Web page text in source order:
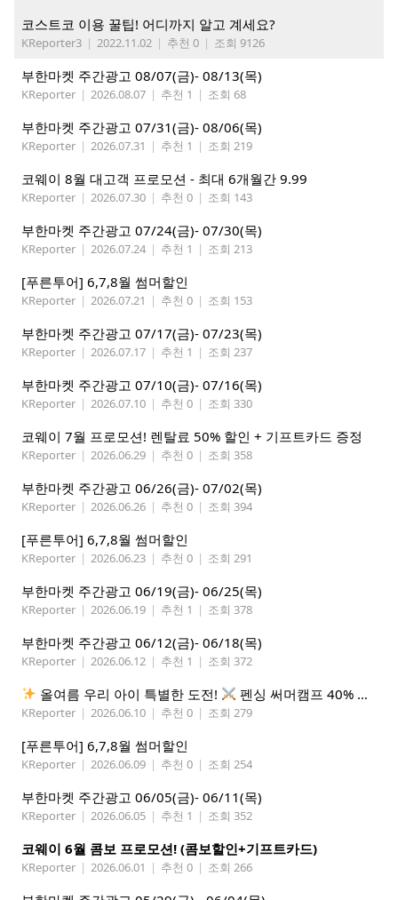
코스트코 이용 꿀팁! 어디까지 알고 계세요?
KReporter3 | 2022.11.02 | 추천 0 | 조회 9126
부한마켓 주간광고 08/07(금)- 08/13(목)
KReporter | 2026.08.07 | 추천 1 | 조회 68
부한마켓 주간광고 07/31(금)- 08/06(목)
KReporter | 2026.07.31 | 추천 1 | 조회 219
코웨이 8월 대고객 프로모션 - 최대 6개월간 9.99
KReporter | 2026.07.30 | 추천 0 | 조회 143
부한마켓 주간광고 07/24(금)- 07/30(목)
KReporter | 2026.07.24 | 추천 1 | 조회 213
[푸른투어] 6,7,8월 썸머할인
KReporter | 2026.07.21 | 추천 0 | 조회 153
부한마켓 주간광고 07/17(금)- 07/23(목)
KReporter | 2026.07.17 | 추천 1 | 조회 237
부한마켓 주간광고 07/10(금)- 07/16(목)
KReporter | 2026.07.10 | 추천 0 | 조회 330
코웨이 7월 프로모션! 렌탈료 50% 할인 + 기프트카드 증정
KReporter | 2026.06.29 | 추천 0 | 조회 358
부한마켓 주간광고 06/26(금)- 07/02(목)
KReporter | 2026.06.26 | 추천 0 | 조회 394
[푸른투어] 6,7,8월 썸머할인
KReporter | 2026.06.23 | 추천 0 | 조회 291
부한마켓 주간광고 06/19(금)- 06/25(목)
KReporter | 2026.06.19 | 추천 1 | 조회 378
부한마켓 주간광고 06/12(금)- 06/18(목)
KReporter | 2026.06.12 | 추천 1 | 조회 372
올여름 우리 아이 특별한 도전! 펜싱 써머캠프 40% 선착순 할인
KReporter | 2026.06.10 | 추천 0 | 조회 279
[푸른투어] 6,7,8월 썸머할인
KReporter | 2026.06.09 | 추천 0 | 조회 254
부한마켓 주간광고 06/05(금)- 06/11(목)
KReporter | 2026.06.05 | 추천 1 | 조회 352
코웨이 6월 콤보 프로모션! (콤보할인+기프트카드)
KReporter | 2026.06.01 | 추천 0 | 조회 266